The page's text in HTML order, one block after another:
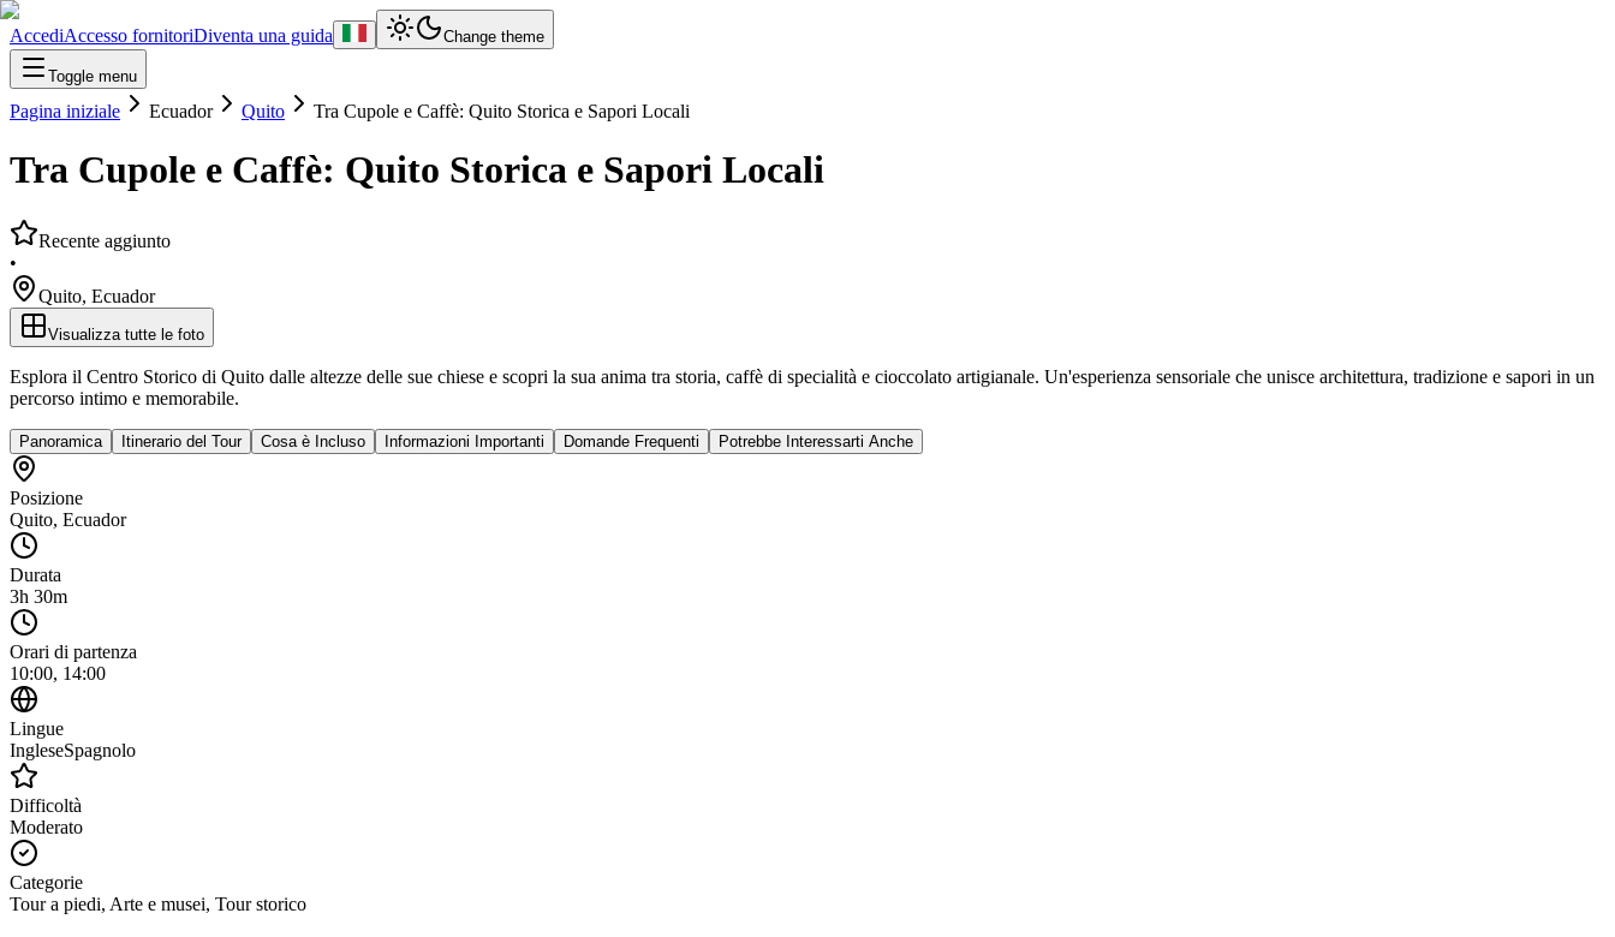
AccediAccesso fornitoriDiventa una guida Change theme
Toggle menu
Pagina iniziale Ecuador Quito Tra Cupole e Caffè: Quito Storica e Sapori Locali
Tra Cupole e Caffè: Quito Storica e Sapori Locali
Recente aggiunto
•
Quito, Ecuador
Visualizza tutte le foto
Esplora il Centro Storico di Quito dalle altezze delle sue chiese e scopri la sua anima tra storia, caffè di specialità e cioccolato artigianale. Un'esperienza sensoriale che unisce architettura, tradizione e sapori in un
percorso intimo e memorabile.
Panoramica Itinerario del Tour Cosa è Incluso Informazioni Importanti Domande Frequenti Potrebbe Interessarti Anche
Posizione
Quito, Ecuador
Durata
3h 30m
Orari di partenza
10:00, 14:00
Lingue
IngleseSpagnolo
Difficoltà
Moderato
Categorie
Tour a piedi, Arte e musei, Tour storico